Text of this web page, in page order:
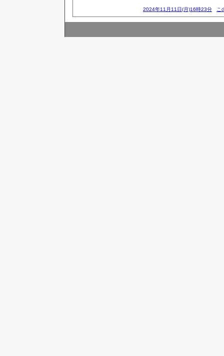
2024年11月11日(月)16時23分 こ